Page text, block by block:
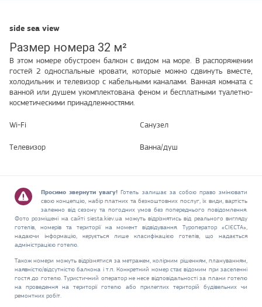
side sea view
Размер номера 32 м²
В этом номере обустроен балкон с видом на море. В распоряжении
гостей 2 односпальные кровати, которые можно сдвинуть вместе,
холодильник и телевизор с кабельными каналами. Ванная комната с
ванной или душем укомплектована феном и бесплатными туалетно-
косметическими принадлежностями.
Wi-Fi Санузел
Телевизор Ванна/душ
Просимо звернути увагу! Готель залишає за собою право змінювати
свою концепцію, набір платних та безкоштовних послуг, їх види, вартість
залежно від сезону та погодних умов без попереднього повідомлення.
Фото розміщені на сайті siesta.kiev.ua можуть відрізнятись від реального вигляду
готелів, номерів та території на момент відвідування. Туроператор «СІЄСТА»,
надаючи інформацію, керується лише класифікацією готелів, що надається
адміністрацією готелю.
Також номери можуть відрізнятися за метражем, колірним рішенням, плануванням,
наявністю/відсутністю балкона і т.п. Конкретний номер стає відомим при заселенні
гостя до готелю. Туристичний оператор не несе відповідальності за плани готелю
на проведення на території готелю або прилеглих територій будівельних чи
ремонтних робіт.